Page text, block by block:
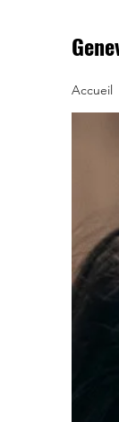
Accueil